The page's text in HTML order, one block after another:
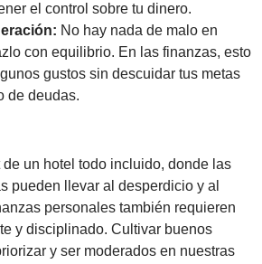
el control sobre tu dinero.
No hay nada de malo en
con equilibrio. En las finanzas, esto
gustos sin descuidar tus metas
de deudas.
un hotel todo incluido, donde las
pueden llevar al desperdicio y al
personales también requieren
y disciplinado. Cultivar buenos
y ser moderados en nuestras